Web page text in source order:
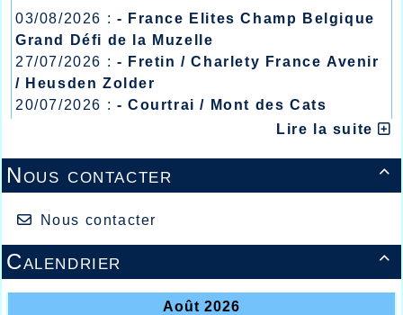
03/08/2026 : - France Elites Champ Belgique
Grand Défi de la Muzelle
27/07/2026 : - Fretin / Charlety France Avenir
/ Heusden Zolder
20/07/2026 : - Courtrai / Mont des Cats
- Lyon / Meeting Abeilles /Lire la suite

Nous contacter
Nous contacter

Calendrier